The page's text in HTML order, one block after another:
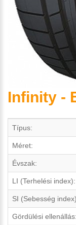
Infinity -
Típus:
Méret:
Évszak:
LI (Terhelési index):
SI (Sebesség
Gördülési ellenállás: